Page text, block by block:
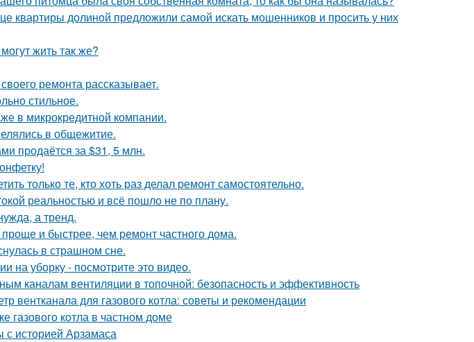
квартиры долиной предложили самой искать мошенников и просить у них
жить так же?
ремонта рассказывает.
стильное.
в микрокредитной компании.
в общежитие.
продаётся за $31, 5 млн.
только те, кто хоть раз делал ремонт самостоятельно.
реальностью и всё пошло не по плану.
а тренд.
и быстрее, чем ремонт частного дома.
в страшном сне.
на уборку - посмотрите это видео.
каналам вентиляции в топочной: безопасность и эффективность
вентканала для газового котла: советы и рекомендации
газового котла в частном доме
историей Арзамаса